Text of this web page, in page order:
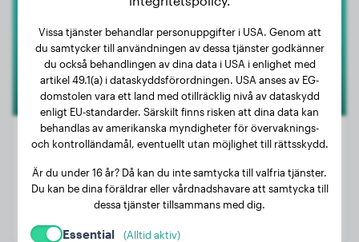
Vikt:
39 kg
3 år, 3 månader
Kön:
Vissa tjänster behandlar personuppgifter i USA. Genom att
du samtycker till användningen av dessa tjänster godkänner
du också behandlingen av dina data i USA i enlighet med
artikel 49.1(a) i dataskyddsförordningen. USA anses av EG-
domstolen vara ett land med otillräcklig nivå av dataskydd
enligt EU-standarder. Särskilt finns risken att dina data kan
behandlas av amerikanska myndigheter för övervaknings-
och kontrolländamål, eventuellt utan möjlighet till rättsskydd.
Är du under 16 år? Då kan du inte samtycka till valfria tjänster.
Du kan be dina föräldrar eller vårdnadshavare att samtycka till
dessa tjänster tillsammans med dig.
Essential (Alltid aktiv)